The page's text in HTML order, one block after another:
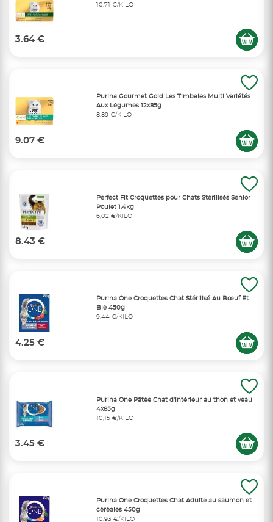
10,71 €/KILO
3.64 €
Purina Gourmet Gold Les Timbales Multi Variétés
Aux Légumes 12x85g
8,89 €/KILO
9.07 €
Perfect Fit Croquettes pour Chats Stérilisés Senior
Poulet 1,4kg
6,02 €/KILO
8.43 €
Purina One Croquettes Chat Stérilisé Au Bœuf Et
Blé 450g
9,44 €/KILO
4.25 €
Purina One Pâtée Chat d'intérieur au thon et veau
4x85g
10,15 €/KILO
3.45 €
Purina One Croquettes Chat Adulte au saumon et
céréales 450g
10,93 €/KILO